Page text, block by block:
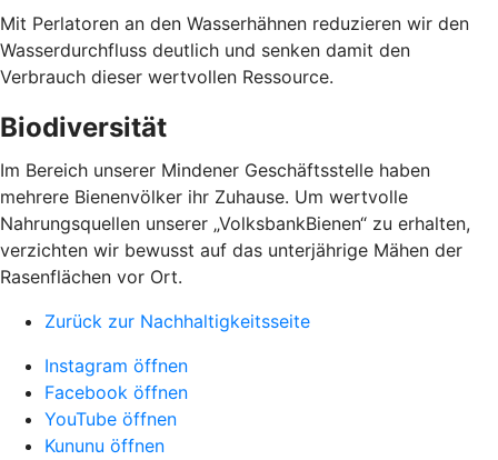
Mit Perlatoren an den Wasserhähnen reduzieren wir den
Wasserdurchfluss deutlich und senken damit den
Verbrauch dieser wertvollen Ressource.
Biodiversität
Im Bereich unserer Mindener Geschäftsstelle haben
mehrere Bienenvölker ihr Zuhause. Um wertvolle
Nahrungsquellen unserer „VolksbankBienen“ zu erhalten,
verzichten wir bewusst auf das unterjährige Mähen der
Rasenflächen vor Ort.
Zurück zur Nachhaltigkeitsseite
Instagram öffnen
Facebook öffnen
YouTube öffnen
Kununu öffnen